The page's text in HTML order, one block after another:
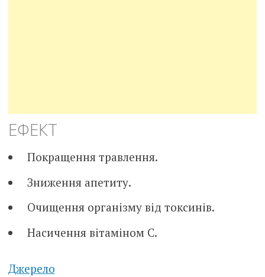
ЕФЕКТ
Покращення травлення.
Зниження апетиту.
Очищення організму від токсинів.
Насичення вітаміном С.
Джерело